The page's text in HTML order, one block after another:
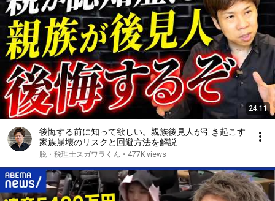
24:11
後悔する前に知って欲しい。親族後見人が引き起こす
家族崩壊のリスクと回避方法を解説
脱・税理士スガワラくん • 477K views